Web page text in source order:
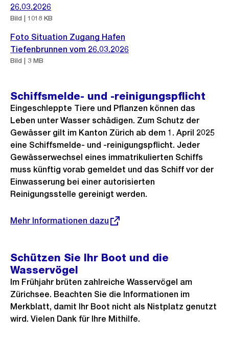
26.03.2026
Bild | 1018 KB
Foto Situation Zugang Hafen
Tiefenbrunnen vom 26.03.2026
Bild | 3 MB
Schiffsmelde- und -reinigungspflicht
Eingeschleppte Tiere und Pflanzen können das
Leben unter Wasser schädigen. Zum Schutz der
Gewässer gilt im Kanton Zürich ab dem 1. April 2025
eine Schiffsmelde- und -reinigungspflicht. Jeder
Gewässerwechsel eines immatrikulierten Schiffs
muss künftig vorab gemeldet und das Schiff vor der
Einwasserung bei einer autorisierten
Reinigungsstelle gereinigt werden.
Externer
Mehr Informationen dazu
Schützen Sie Ihr Boot und die
Wasservögel
Im Frühjahr brüten zahlreiche Wasservögel am
Zürichsee. Beachten Sie die Informationen im
Merkblatt, damit Ihr Boot nicht als Nistplatz genutzt
wird. Vielen Dank für Ihre Mithilfe.